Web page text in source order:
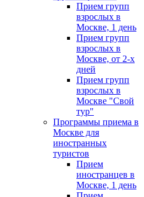
Прием групп
взрослых в
Москве, 1 день
Прием групп
взрослых в
Москве, от 2-х
дней
Прием групп
взрослых в
Москве "Свой
тур"
Программы приема в
Москве для
иностранных
туристов
Прием
иностранцев в
Москве, 1 день